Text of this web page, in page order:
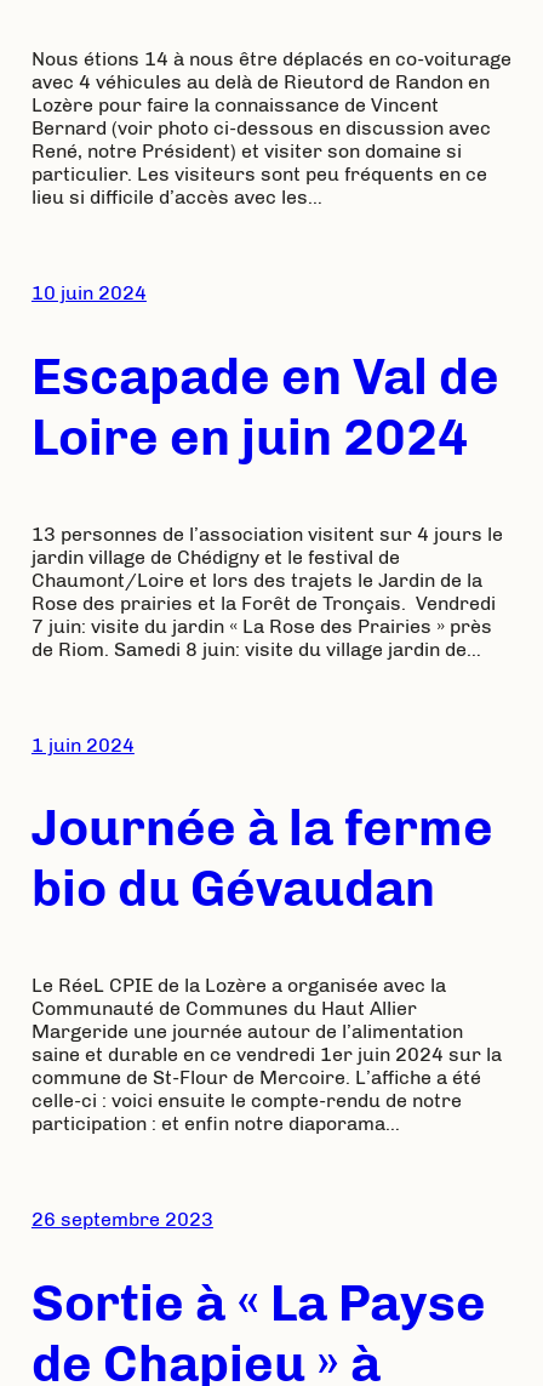
Nous étions 14 à nous être déplacés en co-voiturage
avec 4 véhicules au delà de Rieutord de Randon en
Lozère pour faire la connaissance de Vincent
Bernard (voir photo ci-dessous en discussion avec
René, notre Président) et visiter son domaine si
particulier. Les visiteurs sont peu fréquents en ce
lieu si difficile d’accès avec les…
10 juin 2024
Escapade en Val de
Loire en juin 2024
13 personnes de l’association visitent sur 4 jours le
jardin village de Chédigny et le festival de
Chaumont/Loire et lors des trajets le Jardin de la
Rose des prairies et la Forêt de Tronçais. Vendredi
7 juin: visite du jardin « La Rose des Prairies » près
de Riom. Samedi 8 juin: visite du village jardin de…
1 juin 2024
Journée à la ferme
bio du Gévaudan
Le RéeL CPIE de la Lozère a organisée avec la
Communauté de Communes du Haut Allier
Margeride une journée autour de l’alimentation
saine et durable en ce vendredi 1er juin 2024 sur la
commune de St-Flour de Mercoire. L’affiche a été
celle-ci : voici ensuite le compte-rendu de notre
participation : et enfin notre diaporama…
26 septembre 2023
Sortie à « La Payse
de Chapieu » à